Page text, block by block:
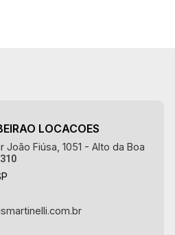
LOCACOES
João Fiúsa, 1051 - Alto da Boa